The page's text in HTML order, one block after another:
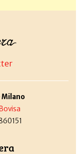
Milano